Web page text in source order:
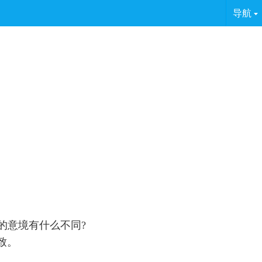
导航
意境有什么不同?